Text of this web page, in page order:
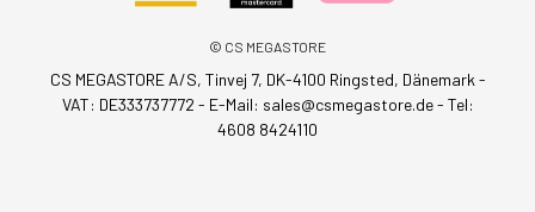
© CS MEGASTORE
CS MEGASTORE A/S, Tinvej 7, DK-4100 Ringsted, Dänemark -
VAT: DE333737772 - E-Mail: sales@csmegastore.de- Tel:
4608 8424110